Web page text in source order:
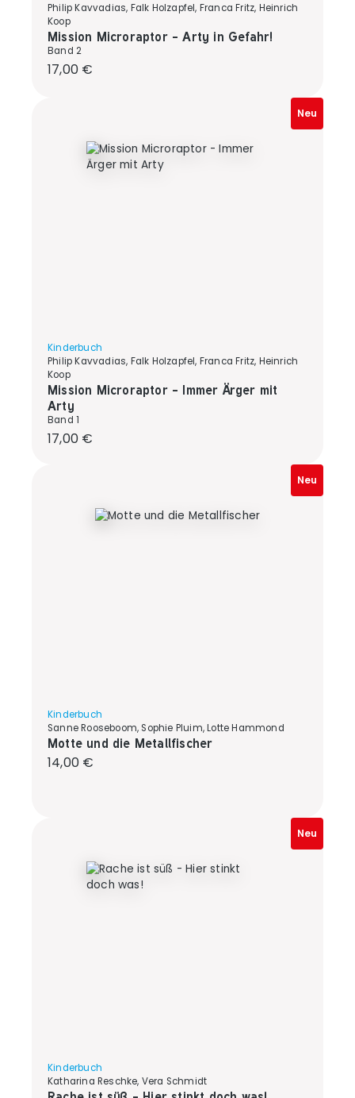
Philip Kavvadias, Falk Holzapfel, Franca Fritz, Heinrich
Koop
Mission Microraptor - Arty in Gefahr!
Band 2
Regulärer Preis:
17,00 €
Neu
Kinderbuch
Philip Kavvadias, Falk Holzapfel, Franca Fritz, Heinrich
Koop
Mission Microraptor - Immer Ärger mit
Arty
Band 1
Regulärer Preis:
17,00 €
Neu
Kinderbuch
Sanne Rooseboom, Sophie Pluim, Lotte Hammond
Motte und die Metallfischer
Regulärer Preis:
14,00 €
Neu
Kinderbuch
Katharina Reschke, Vera Schmidt